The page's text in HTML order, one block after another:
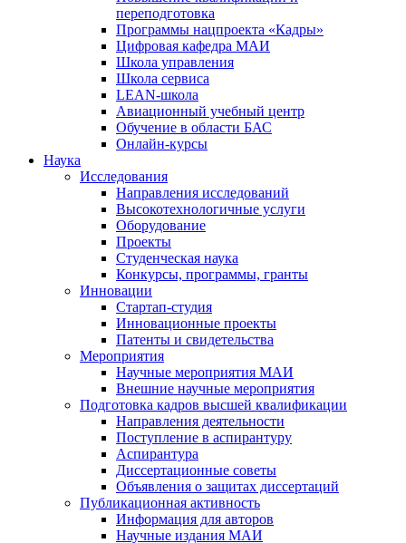
переподготовка
Программы нацпроекта «Кадры»
Цифровая кафедра МАИ
Школа управления
Школа сервиса
LEAN-школа
Авиационный учебный центр
Обучение в области БАС
Онлайн-курсы
Наука
Исследования
Направления исследований
Высокотехнологичные услуги
Оборудование
Проекты
Студенческая наука
Конкурсы, программы, гранты
Инновации
Стартап-студия
Инновационные проекты
Патенты и свидетельства
Мероприятия
Научные мероприятия МАИ
Внешние научные мероприятия
Подготовка кадров высшей квалификации
Направления деятельности
Поступление в аспирантуру
Аспирантура
Диссертационные советы
Объявления о защитах диссертаций
Публикационная активность
Информация для авторов
Научные издания МАИ